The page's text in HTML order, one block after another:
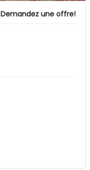
Demandez une offre!